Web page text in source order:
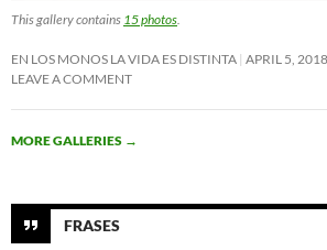
This gallery contains 15 photos
EN LOS MONOS LA VIDA ES DISTINTA APRIL 5, 2018
LEAVE A COMMENT
MORE GALLERIES →
FRASES